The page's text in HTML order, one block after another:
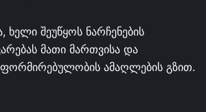
ხელი შეუწყოს ნარჩენების
მათი მართვისა და
ამაღლების გზით.